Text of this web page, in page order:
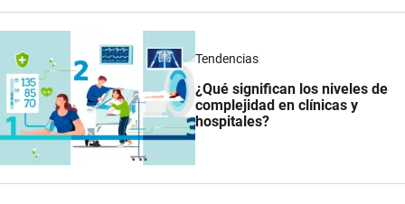
Tendencias
¿Qué significan los niveles de
complejidad en clínicas y
hospitales?